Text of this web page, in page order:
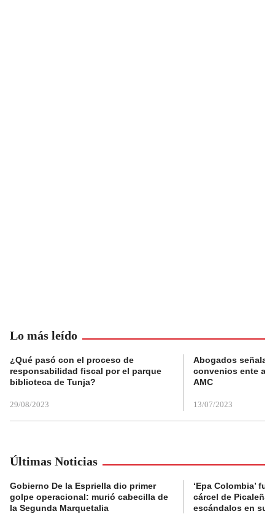
Lo más leído
¿Qué pasó con el proceso de
responsabilidad fiscal por el parque
biblioteca de Tunja?
29/08/2023
Abogados
convenios ente
AMC
13/07/2023
Últimas Noticias
Gobierno De la Espriella dio primer
golpe operacional: murió cabecilla de
la Segunda Marquetalia
‘Epa Colombia’
cárcel de Picaleña
escándalos en su